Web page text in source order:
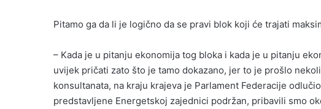
Pitamo ga da li je logično da se pravi blok koji će trajati
– Kada je u pitanju ekonomija tog bloka i kada je u pitanju
uvijek pričati zato što je tamo dokazano, jer to je prošlo
konsultanata, na kraju krajeva je Parlament Federacije
predstavljene Energetskoj zajednici podržan, pribavili smo